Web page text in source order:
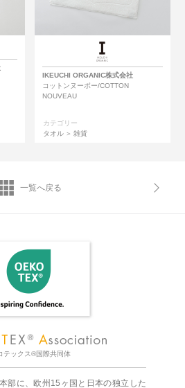
IKEUCHI ORGANIC株式会社
コットンヌーボー/COTTON
NOUVEAU
カテゴリー
タオル
雑貨
一覧へ戻る
テックス®国際共同体
部に、欧州15ヶ国と日本の独立した